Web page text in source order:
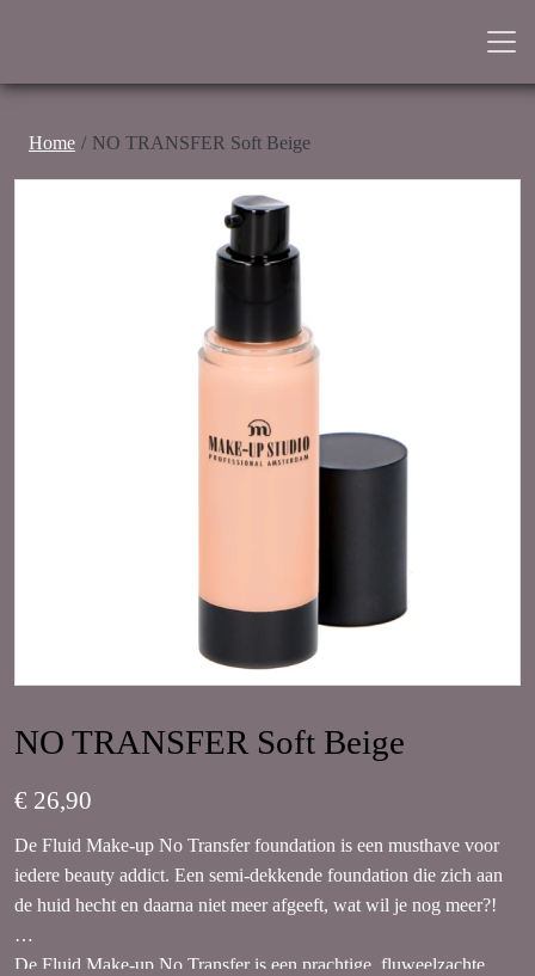
Home NO TRANSFER Soft Beige
NO TRANSFER Soft Beige
€ 26,90
De Fluid Make-up No Transfer foundation is een musthave voor
iedere beauty addict. Een semi-dekkende foundation die zich aan
de huid hecht en daarna niet meer afgeeft, wat wil je nog meer?!
De Fluid Make-up No Transfer is een prachtige, fluweelzachte,